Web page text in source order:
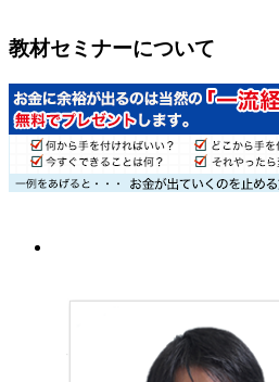
教材セミナーについて